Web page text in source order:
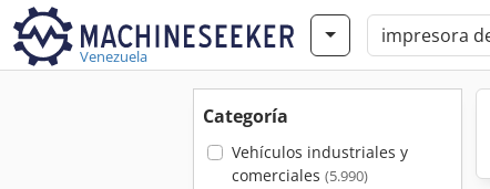
Venezuela
Categoría
Vehículos industriales y
comerciales (5.990)